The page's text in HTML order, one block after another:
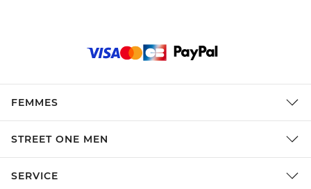
FEMMES
STREET ONE MEN
SERVICE